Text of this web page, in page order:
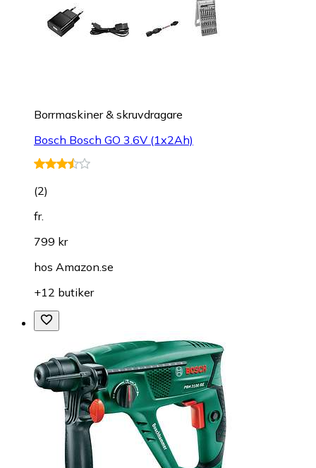
Borrmaskiner & skruvdragare
Bosch Bosch GO 3.6V (1x2Ah)
(2)
fr.
799 kr
hos Amazon.se
+12 butiker